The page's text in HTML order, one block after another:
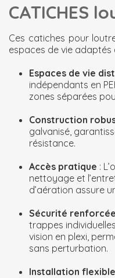
CATICHES
Ces catiches pour
espaces de vie adaptés
Espaces de vie
indépendants en
zones séparées
Construction
galvanisé,
résistance.
Accès pratique :
nettoyage et
d’aération assure
Sécurité renforcée
trappes
vision en plexi,
sans perturbation.
Installation flexible